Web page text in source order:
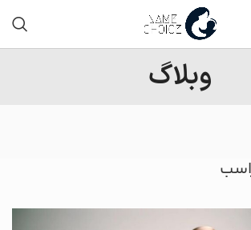
وبلاگ